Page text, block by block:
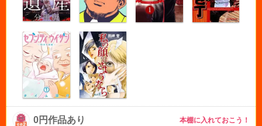
0円作品あり 本棚に入れておこう！